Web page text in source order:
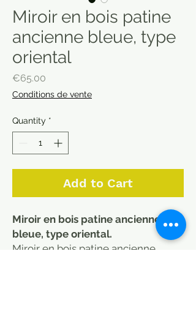
Miroir en bois patine
ancienne bleue, type
oriental
€65.00
Conditions de vente
Quantity *
Add to Cart
Miroir en bois patine ancienne
bleue, type oriental.
Miroir en bois patine ancienne